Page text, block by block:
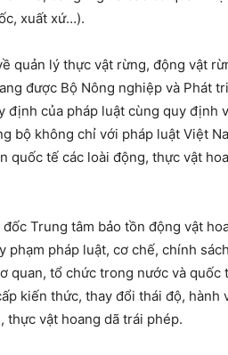
xuất xứ…).
quản lý thực vật rừng, động vật
được Bộ Nông nghiệp và Phát
định của pháp luật cùng quy định
bộ không chỉ với pháp luật Việt
quốc tế các loài động, thực vật
Trung tâm bảo tồn động vật
phạm pháp luật, cơ chế, chính
quan, tổ chức trong nước và
kiến thức, thay đổi thái độ,
thực vật hoang dã trái phép.